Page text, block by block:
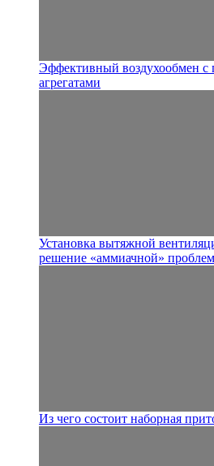
Эффективный воздухообмен с
агрегатами
Установка вытяжной
решение «аммиачной»
Из чего состоит наборная